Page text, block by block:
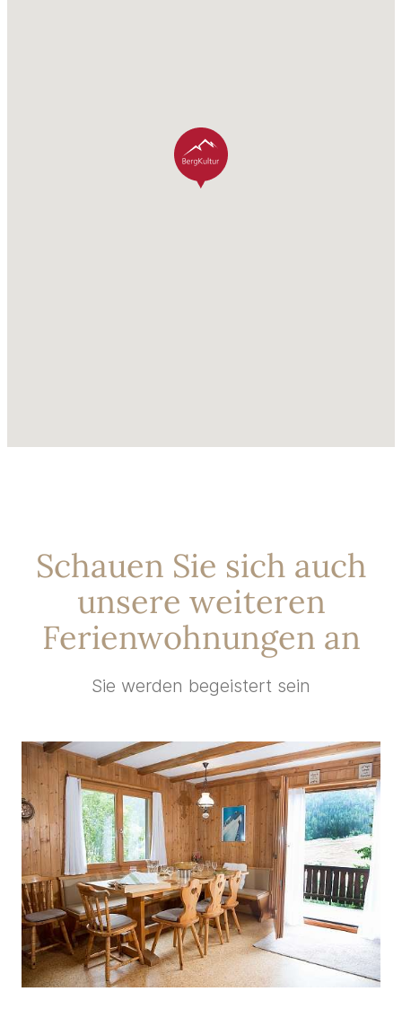
Schauen Sie sich auch
unsere weiteren
Ferienwohnungen an
Sie werden begeistert sein